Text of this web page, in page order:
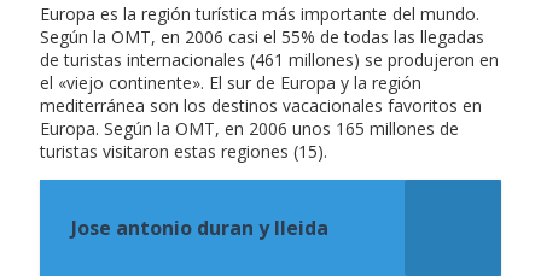
Europa es la región turística más importante del mundo.
Según la OMT, en 2006 casi el 55% de todas las llegadas
de turistas internacionales (461 millones) se produjeron en
el «viejo continente». El sur de Europa y la región
mediterránea son los destinos vacacionales favoritos en
Europa. Según la OMT, en 2006 unos 165 millones de
turistas visitaron estas regiones (15).
Jose antonio duran y lleida